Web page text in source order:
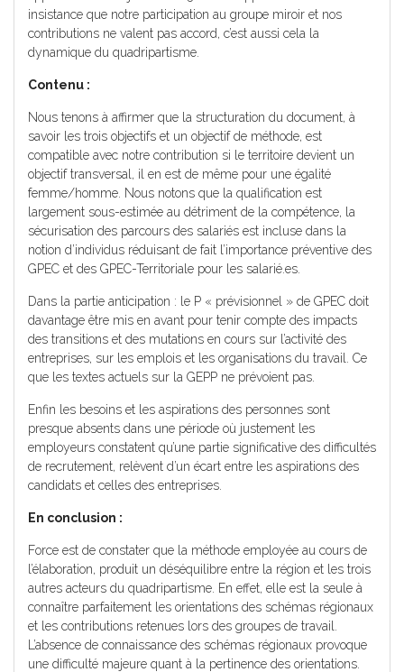
insistance que notre participation au groupe miroir et nos
contributions ne valent pas accord, c’est aussi cela la
dynamique du quadripartisme.
Contenu :
Nous tenons à affirmer que la structuration du document, à
savoir les trois objectifs et un objectif de méthode, est
compatible avec notre contribution si le territoire devient un
objectif transversal, il en est de même pour une égalité
femme/homme. Nous notons que la qualification est
largement sous-estimée au détriment de la compétence, la
sécurisation des parcours des salariés est incluse dans la
notion d’individus réduisant de fait l’importance préventive des
GPEC et des GPEC-Territoriale pour les salarié.es.
Dans la partie anticipation : le P « prévisionnel » de GPEC doit
davantage être mis en avant pour tenir compte des impacts
des transitions et des mutations en cours sur l’activité des
entreprises, sur les emplois et les organisations du travail. Ce
que les textes actuels sur la GEPP ne prévoient pas.
Enfin les besoins et les aspirations des personnes sont
presque absents dans une période où justement les
employeurs constatent qu’une partie significative des difficultés
de recrutement, relèvent d’un écart entre les aspirations des
candidats et celles des entreprises.
En conclusion :
Force est de constater que la méthode employée au cours de
l’élaboration, produit un déséquilibre entre la région et les trois
autres acteurs du quadripartisme. En effet, elle est la seule à
connaître parfaitement les orientations des schémas régionaux
et les contributions retenues lors des groupes de travail.
L’absence de connaissance des schémas régionaux provoque
une difficulté majeure quant à la pertinence des orientations.